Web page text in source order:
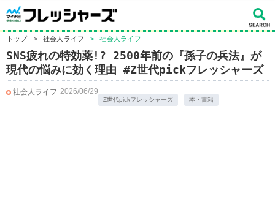
トップ > 社会人ライフ > 社会人ライフ
SNS疲れの特効薬!? 2500年前の『孫子の兵法』が
現代の悩みに効く理由 #Z世代pickフレッシャーズ
社会人ライフ 2026/06/29
Z世代pickフレッシャーズ 本・書籍